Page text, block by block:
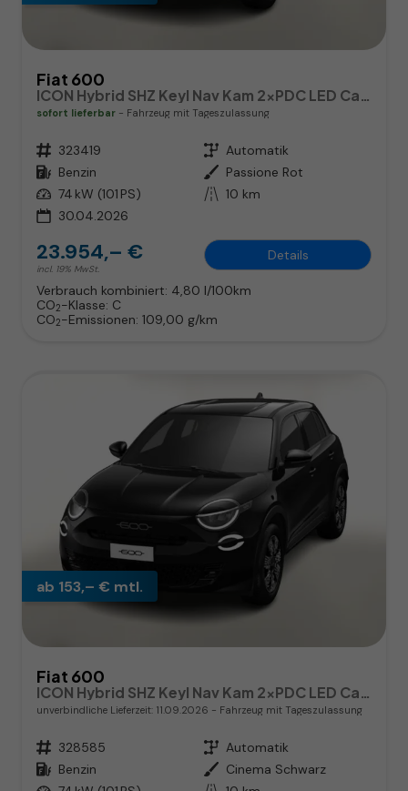
Fiat 600
sofort lieferbar Fahrzeug mit Tageszulassung
Fahrzeugnr. 323419 Getriebe Automatik
Kraftstoff Benzin Außenfarbe Passione Rot
Leistung 74 kW (101 PS) Kilometerstand 10 km
30.04.2026
23.954,– €
incl. 19% MwSt.
Details
Verbrauch kombiniert: 4,80 l/100km
CO2-Klasse: C
CO2-Emissionen: 109,00 g/km
ab 153,– € mtl.
Fiat 600
unverbindliche Lieferzeit: 11.09.2026 Fahrzeug mit Tageszulassung
Fahrzeugnr. 328585 Getriebe Automatik
Kraftstoff Benzin Außenfarbe Cinema Schwarz